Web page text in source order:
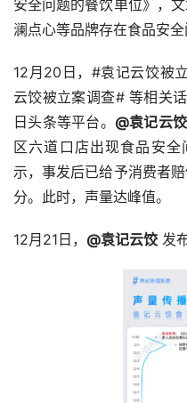
安全问题的餐饮单位》，
澜点心等品牌存在食品安全
12月20日，#袁记云饺被
云饺被立案调查# 等相关
日头条等平台。 @袁记云饺
区六道口店出现食品安
示，事发后已给予消费者
分。此时，声量达峰值。
12月21日， @袁记云饺 发